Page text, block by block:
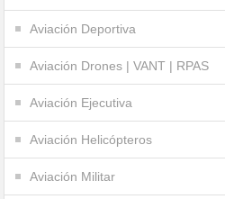
Aviación Deportiva
Aviación Drones | VANT | RPAS
Aviación Ejecutiva
Aviación Helicópteros
Aviación Militar